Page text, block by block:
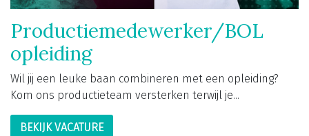
Productiemedewerker/BOL
opleiding
Wil jij een leuke baan combineren met een opleiding?
Kom ons productieteam versterken terwijl je...
BEKIJK VACATURE